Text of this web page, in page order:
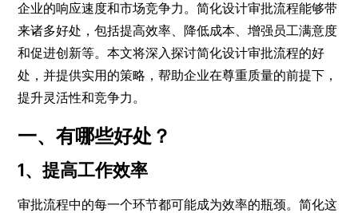
企业的响应速度和市场竞争力。简化设计审批流程能够带
来诸多好处，包括提高效率、降低成本、增强员工满意度
和促进创新等。本文将深入探讨简化设计审批流程的好
处，并提供实用的策略，帮助企业在尊重质量的前提下，
提升灵活性和竞争力。
一、有哪些好处？
1、提高工作效率
审批流程中的每一个环节都可能成为效率的瓶颈。简化这